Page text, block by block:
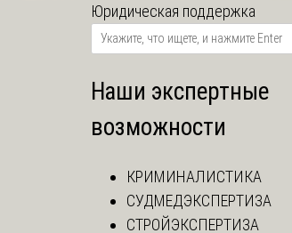
Юридическая поддержка
Наши экспертные
возможности
КРИМИНАЛИСТИКА
СУДМЕДЭКСПЕРТИЗА
СТРОЙЭКСПЕРТИЗА